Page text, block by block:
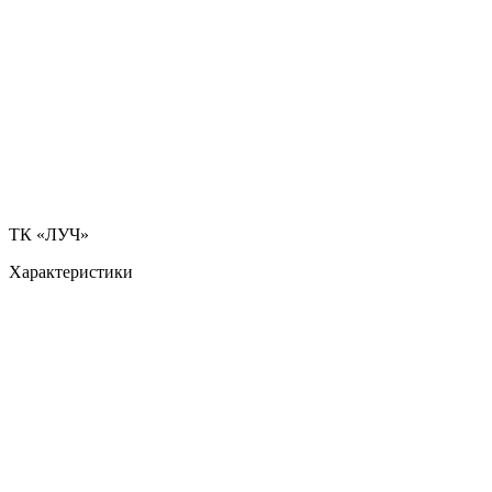
ТК «ЛУЧ»
Характеристики